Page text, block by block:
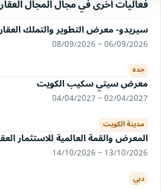
فعاليات أخرى في مجال المجال
سيريدو- معرض التطوير والتملك
06/09/2026 ~ 08/09/2026
جده
معرض سيتي سكيب الكويت
02/04/2027 ~ 04/04/2027
مدينة الكويت
المعرض والقمة العالمية للاستثمار
13/10/2026 ~ 14/10/2026
دبي